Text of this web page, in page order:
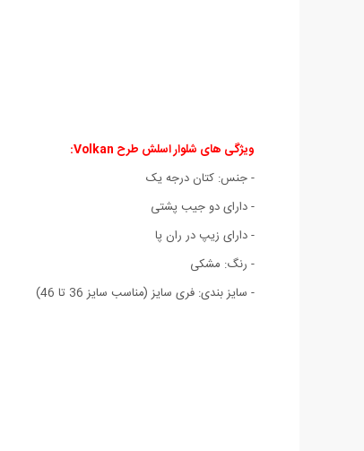
ویژگی های شلوار اسلش طرح Volkan:
- جنس: کتان درجه يک
- دارای دو جيب پشتی
- دارای زيپ در ران پا
- رنگ: مشکی
- سايز بندی: فری سايز (مناسب سايز 36 تا 46)